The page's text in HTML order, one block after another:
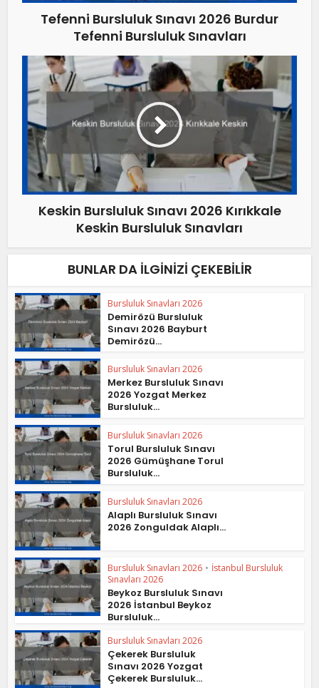
Tefenni Bursluluk Sınavı 2026 Burdur
Tefenni Bursluluk Sınavları
Keskin Bursluluk Sınavı 2026 Kırıkkale
Keskin Bursluluk Sınavları
BUNLAR DA İLGINIZI ÇEKEBILIR
Bursluluk Sınavları 2026
Demirözü Bursluluk
Sınavı 2026 Bayburt
Demirözü...
Bursluluk Sınavları 2026
Merkez Bursluluk Sınavı
2026 Yozgat Merkez
Bursluluk...
Bursluluk Sınavları 2026
Torul Bursluluk Sınavı
2026 Gümüşhane Torul
Bursluluk...
Bursluluk Sınavları 2026
Alaplı Bursluluk Sınavı
2026 Zonguldak Alaplı...
Bursluluk Sınavları 2026 • İstanbul Bursluluk
Sınavları 2026
Beykoz Bursluluk Sınavı
2026 İstanbul Beykoz
Bursluluk...
Bursluluk Sınavları 2026
Çekerek Bursluluk
Sınavı 2026 Yozgat
Çekerek Bursluluk...